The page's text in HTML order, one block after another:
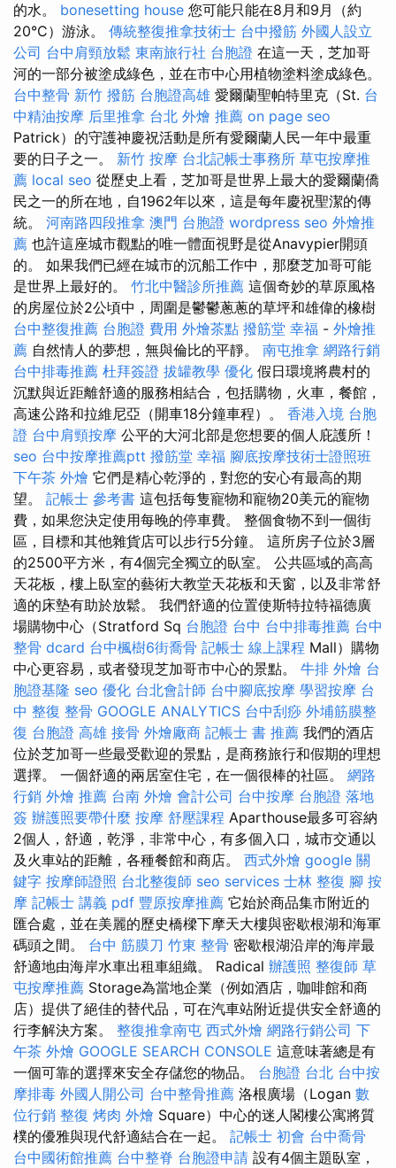
的水。 bonesetting house 您可能只能在8月和9月（約
20°C）游泳。 傳統整復推拿技術士 台中撥筋 外國人設立
公司 台中肩頸放鬆 東南旅行社 台胞證 在這一天，芝加哥
河的一部分被塗成綠色，並在市中心用植物塗料塗成綠色。
台中整骨 新竹 撥筋 台胞證高雄 愛爾蘭聖帕特里克（St. 台
中精油按摩 后里推拿 台北 外燴 推薦 on page seo
Patrick）的守護神慶祝活動是所有愛爾蘭人民一年中最重
要的日子之一。 新竹 按摩 台北記帳士事務所 草屯按摩推
薦 local seo 從歷史上看，芝加哥是世界上最大的愛爾蘭僑
民之一的所在地，自1962年以來，這是每年慶祝聖潔的傳
統。 河南路四段推拿 澳門 台胞證 wordpress seo 外燴推
薦 也許這座城市觀點的唯一體面視野是從Anavypier開頭
的。 如果我們已經在城市的沉船工作中，那麼芝加哥可能
是世界上最好的。 竹北中醫診所推薦 這個奇妙的草原風格
的房屋位於2公頃中，周圍是鬱鬱蔥蔥的草坪和雄偉的橡樹
台中整復推薦 台胞證 費用 外燴茶點 撥筋堂 幸福 - 外燴推
薦 自然情人的夢想，無與倫比的平靜。 南屯推拿 網路行銷
台中排毒推薦 杜拜簽證 拔罐教學 優化 假日環境將農村的
沉默與近距離舒適的服務相結合，包括購物，火車，餐館，
高速公路和拉維尼亞（開車18分鐘車程）。 香港入境 台胞
證 台中肩頸按摩 公平的大河北部是您想要的個人庇護所！
seo 台中按摩推薦ptt 撥筋堂 幸福 腳底按摩技術士證照班
下午茶 外燴 它們是精心乾淨的，對您的安心有最高的期
望。 記帳士 參考書 這包括每隻寵物和寵物20美元的寵物
費，如果您決定使用每晚的停車費。 整個食物不到一個街
區，目標和其他雜貨店可以步行5分鐘。 這所房子位於3層
的2500平方米，有4個完全獨立的臥室。 公共區域的高高
天花板，樓上臥室的藝術大教堂天花板和天窗，以及非常舒
適的床墊有助於放鬆。 我們舒適的位置使斯特拉特福德廣
場購物中心（Stratford Sq 台胞證 台中 台中排毒推薦 台中
整骨 dcard 台中楓樹6街喬骨 記帳士 線上課程 Mall）購物
中心更容易，或者發現芝加哥市中心的景點。 牛排 外燴 台
胞證基隆 seo 優化 台北會計師 台中腳底按摩 學習按摩 台
中 整復 整骨 GOOGLE ANALYTICS 台中刮痧 外埔筋膜整
復 台胞證 高雄 接骨 外燴廠商 記帳士 書 推薦 我們的酒店
位於芝加哥一些最受歡迎的景點，是商務旅行和假期的理想
選擇。 一個舒適的兩居室住宅，在一個很棒的社區。 網路
行銷 外燴 推薦 台南 外燴 會計公司 台中按摩 台胞證 落地
簽 辦護照要帶什麼 按摩 舒壓課程 Aparthouse最多可容納
2個人，舒適，乾淨，非常中心，有多個入口，城市交通以
及火車站的距離，各種餐館和商店。 西式外燴 google 關
鍵字 按摩師證照 台北整復師 seo services 士林 整復 腳 按
摩 記帳士 講義 pdf 豐原按摩推薦 它始於商品集市附近的
匯合處，並在美麗的歷史橋樑下摩天大樓與密歇根湖和海軍
碼頭之間。 台中 筋膜刀 竹東 整骨 密歇根湖沿岸的海岸最
舒適地由海岸水車出租車組織。 Radical 辦護照 整復師 草
屯按摩推薦 Storage為當地企業（例如酒店，咖啡館和商
店）提供了絕佳的替代品，可在汽車站附近提供安全舒適的
行李解決方案。 整復推拿南屯 西式外燴 網路行銷公司 下
午茶 外燴 GOOGLE SEARCH CONSOLE 這意味著總是有
一個可靠的選擇來安全存儲您的物品。 台胞證 台北 台中按
摩排毒 外國人開公司 台中整骨推薦 洛根廣場（Logan 數
位行銷 整復 烤肉 外燴 Square）中心的迷人閣樓公寓將質
樸的優雅與現代舒適結合在一起。 記帳士 初會 台中喬骨
台中國術館推薦 台中整脊 台胞證申請 設有4個主題臥室，